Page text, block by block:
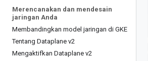
Merencanakan dan mendesain
jaringan Anda
Membandingkan model jaringan di GKE
Tentang Dataplane v2
Mengaktifkan Dataplane v2